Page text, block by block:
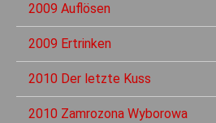
2009 Auflösen
2009 Ertrinken
2010 Der letzte Kuss
2010 Zamrozona Wyborowa